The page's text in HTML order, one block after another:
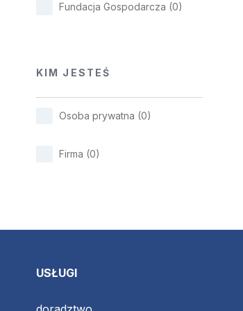
Fundacja Gospodarcza (0)
KIM JESTEŚ
Osoba prywatna (0)
Firma (0)
USŁUGI